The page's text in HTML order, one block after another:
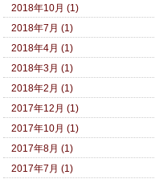
2018年10月 (1)
2018年7月 (1)
2018年4月 (1)
2018年3月 (1)
2018年2月 (1)
2017年12月 (1)
2017年10月 (1)
2017年8月 (1)
2017年7月 (1)